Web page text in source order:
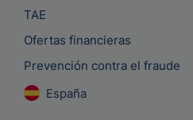
TAE
Ofertas financieras
Prevención contra el fraude
España